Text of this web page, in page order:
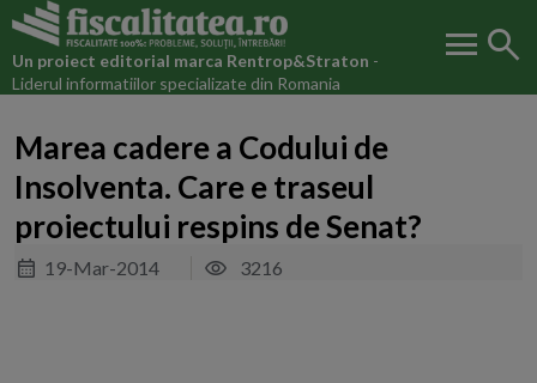
Un proiect editorial marca Rentrop&Straton -
Liderul informatiilor specializate din Romania
menu search
Marea cadere a Codului de
Insolventa. Care e traseul
proiectului respins de Senat?
19-Mar-2014 3216